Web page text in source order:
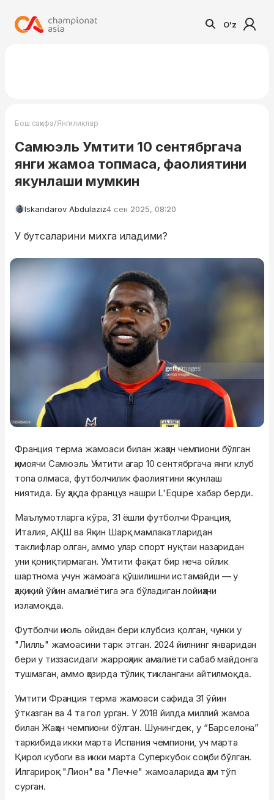
O'z
Бош саҳифа/Янгиликлар
Самюэль Умтити 10 сентябргача
янги жамоа топмаса, фаолиятини
якунлаши мумкин
Iskandarov Abdulaziz4 сен 2025, 08:20
У бутсаларини михга иладими?
Франция терма жамоаси билан жаҳон чемпиони бўлган
ҳимоячи Самюэль Умтити агар 10 сентябргача янги клуб
топа олмаса, футболчилик фаолиятини якунлаш
ниятида. Бу ҳақда француз нашри L'Equipe хабар берди.
Маълумотларга кўра, 31 ёшли футболчи Франция,
Италия, АҚШ ва Яқин Шарқ мамлакатларидан
таклифлар олган, аммо улар спорт нуқтаи назаридан
уни қониқтирмаган. Умтити фақат бир неча ойлик
шартнома учун жамоага қўшилишни истамайди — у
ҳақиқий ўйин амалиётига эга бўладиган лойиҳани
изламоқда.
Футболчи июль ойидан бери клубсиз қолган, чунки у
"Лилль" жамоасини тарк этган. 2024 йилнинг январидан
бери у тиззасидаги жарроҳлик амалиёти сабаб майдонга
тушмаган, аммо ҳозирда тўлиқ тиклангани айтилмоқда.
Умтити Франция терма жамоаси сафида 31 ўйин
ўтказган ва 4 та гол урган. У 2018 йилда миллий жамоа
билан Жаҳон чемпиони бўлган. Шунингдек, у “Барселона”
таркибида икки марта Испания чемпиони, уч марта
Қирол кубоги ва икки марта Суперкубок соҳиби бўлган.
Илгарироқ "Лион" ва "Лечче" жамоаларида ҳам тўп
сурган.